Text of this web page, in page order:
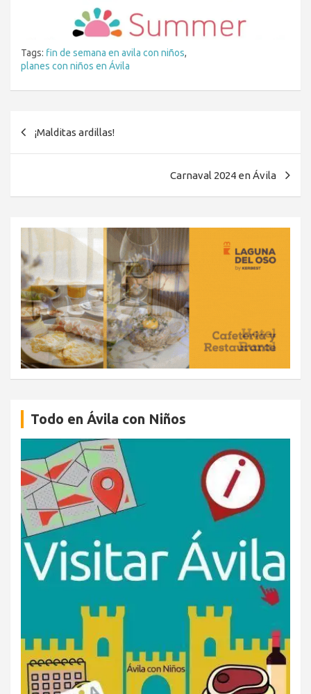
Tags: fin de semana en avila con niños,
planes con niños en Ávila
¡Malditas ardillas!
Carnaval 2024 en Ávila
Todo en Ávila con Niños